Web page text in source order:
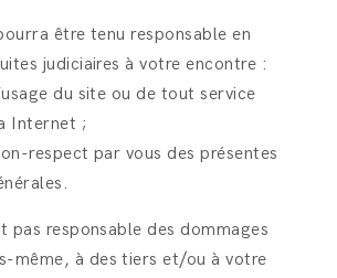
être tenu responsable en
judiciaires à votre encontre :
du site ou de tout service
Internet ;
respect par vous des présentes
pas responsable des dommages
même, à des tiers et/ou à votre